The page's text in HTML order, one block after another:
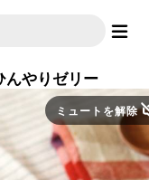
んやりゼリー
ミュートを解除